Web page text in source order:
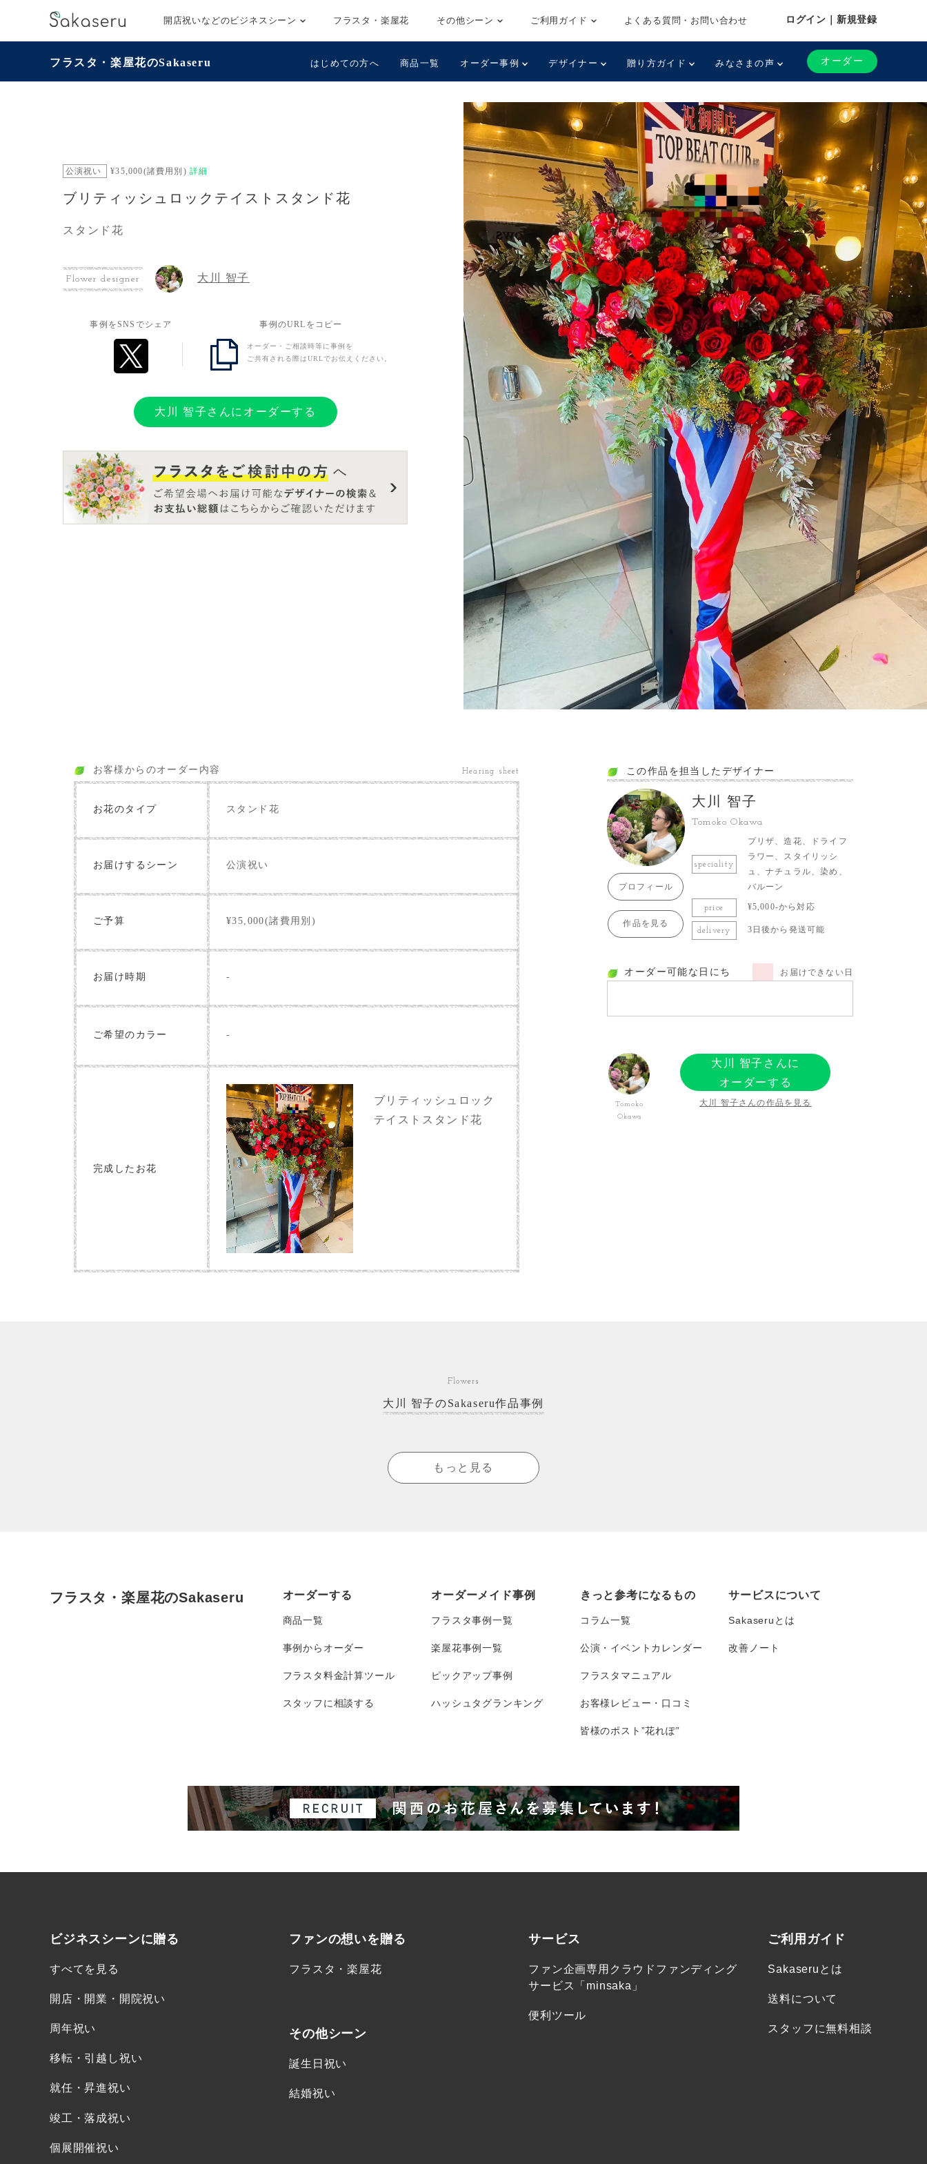
開店祝いなどのビジネスシーン フラスタ・楽屋花 その他シーン ご利用ガイド よくある質問・お問い合わせ ログイン｜新規登録
フラスタ・楽屋花のSakaseru はじめての方へ 商品一覧 オーダー事例 デザイナー 贈り方ガイド みなさまの声 オーダー
公演祝い ¥35,000(諸費用別) 詳細
ブリティッシュロックテイストスタンド花
スタンド花
Flower designer 大川 智子
事例をSNSでシェア 事例のURLをコピー
オーダー・ご相談時等に事例を
ご共有される際はURLでお伝えください。
大川 智子さんにオーダーする
お客様からのオーダー内容 Hearing sheet
お花のタイプ スタンド花
お届けするシーン 公演祝い
ご予算 ¥35,000(諸費用別)
お届け時期 -
ご希望のカラー -
完成したお花
ブリティッシュロック
テイストスタンド花
この作品を担当したデザイナー
プロフィール
作品を見る
大川 智子
Tomoko Okawa
speciality
プリザ、造花、ドライフ
ラワー、スタイリッシ
ュ、ナチュラル、染め、
バルーン
price ¥5,000-から対応
delivery 3日後から発送可能
オーダー可能な日にち お届けできない日
Tomoko
Okawa
大川 智子さんに
オーダーする
大川 智子さんの作品を見る
Flowers
大川 智子のSakaseru作品事例
もっと見る
フラスタ・楽屋花のSakaseru オーダーする
商品一覧
事例からオーダー
フラスタ料金計算ツール
スタッフに相談する
オーダーメイド事例
フラスタ事例一覧
楽屋花事例一覧
ピックアップ事例
ハッシュタグランキング
きっと参考になるもの
コラム一覧
公演・イベントカレンダー
フラスタマニュアル
お客様レビュー・口コミ
皆様のポスト”花れぽ”
サービスについて
Sakaseruとは
改善ノート
ビジネスシーンに贈る
すべてを見る
開店・開業・開院祝い
周年祝い
移転・引越し祝い
就任・昇進祝い
竣工・落成祝い
個展開催祝い
ファンの想いを贈る
フラスタ・楽屋花
その他シーン
誕生日祝い
結婚祝い
サービス
ファン企画専用クラウドファンディング
サービス「minsaka」
便利ツール
ご利用ガイド
Sakaseruとは
送料について
スタッフに無料相談